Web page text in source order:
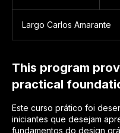
e
d
Largo Carlos Amarante
This program
practical
Este curso prático foi
iniciantes que desejam
fundamentos do design